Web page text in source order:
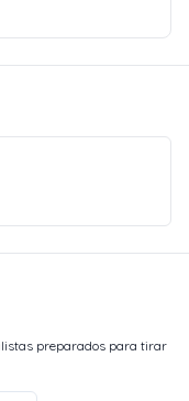
preparados para tirar